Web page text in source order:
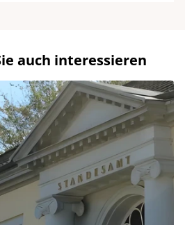
auch interessieren